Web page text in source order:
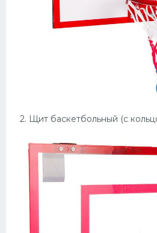
2. Щит баскетбольный (с